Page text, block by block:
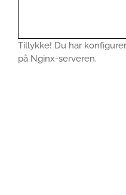
Tillykke! Du har
på Nginx-serveren.